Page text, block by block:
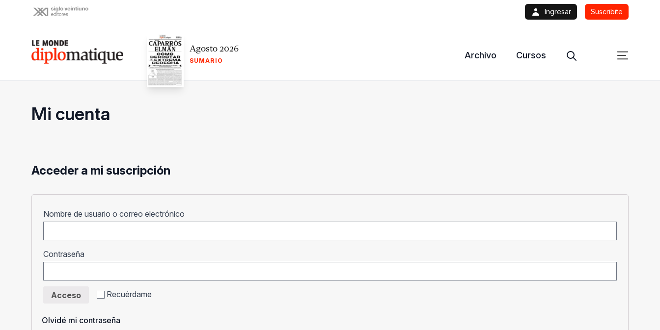
Ingresar Suscribite
Le monde diplomatique Agosto 2026
SUMARIO
Archivo Cursos
Mi cuenta
Acceder a mi suscripción
Nombre de usuario o correo electrónico
Contraseña
Recuérdame
Acceso
Olvidé mi contraseña